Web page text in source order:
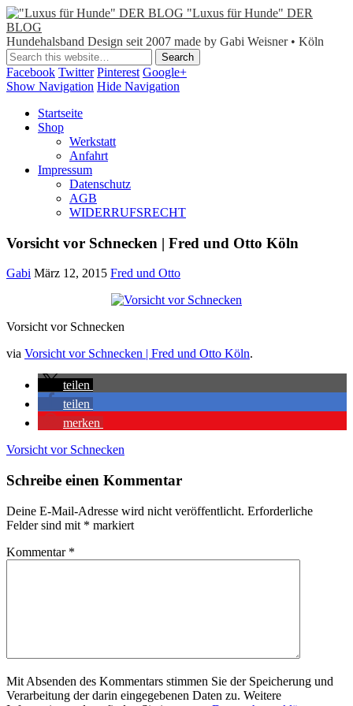
"Luxus für Hunde" DER
BLOG
Hundehalsband Design seit 2007 made by Gabi Weisner • Köln
Facebook Twitter Pinterest Google+
Show Navigation Hide Navigation
Startseite
Shop
Werkstatt
Anfahrt
Impressum
Datenschutz
AGB
WIDERRUFSRECHT
Vorsicht vor Schnecken | Fred und Otto Köln
Gabi März 12, 2015 Fred und Otto
Vorsicht vor Schnecken
via Vorsicht vor Schnecken | Fred und Otto Köln.
teilen
teilen
merken
Vorsicht vor Schnecken
Schreibe einen Kommentar
Deine E-Mail-Adresse wird nicht veröffentlicht. Erforderliche
Felder sind mit * markiert
Kommentar *
Mit Absenden des Kommentars stimmen Sie der Speicherung und
Verarbeitung der darin eingegebenen Daten zu. Weitere